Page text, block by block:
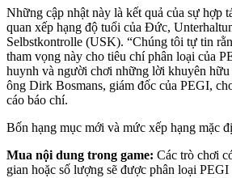
Những cập nhật này là kết quả của sự hợp
quan xếp hạng độ tuổi của Đức,
Selbstkontrolle (USK). “Chúng tôi tự tin
tham vọng này cho tiêu chí phân loại của
huynh và người chơi những lời khuyên
ông Dirk Bosmans, giám đốc của PEGI,
cáo báo chí.
Bốn hạng mục mới và mức xếp hạng mặc
Mua nội dung trong game: Các trò chơi
gian hoặc số lượng sẽ được phân loại